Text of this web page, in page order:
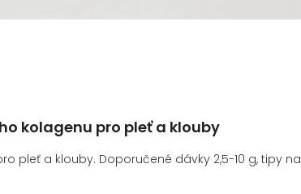
kolagenu pro pleť a klouby
pleť a klouby. Doporučené dávky 2,5-10 g, tipy na